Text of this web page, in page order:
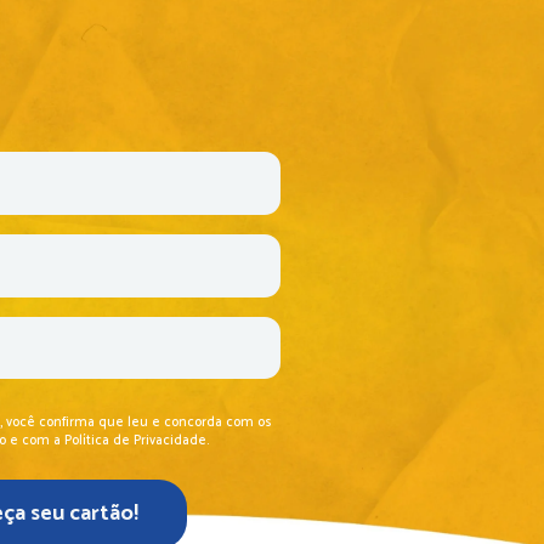
seu cartão!
confirma que leu e concorda com os
e com a Política de Privacidade.